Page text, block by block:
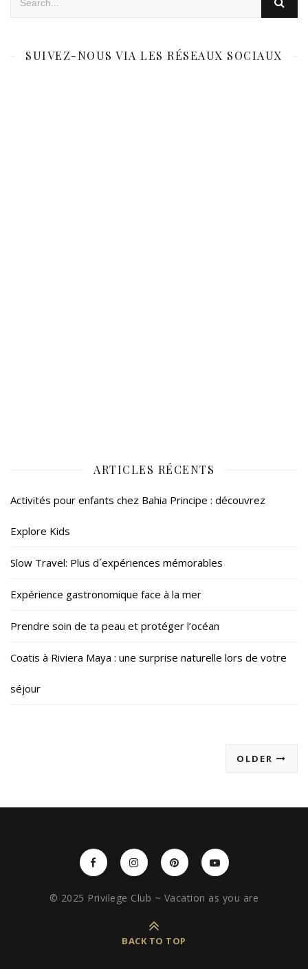
SUIVEZ-NOUS VIA LES RÉSEAUX SOCIAUX
ARTICLES RÉCENTS
Activités pour enfants chez Bahia Principe : découvrez
Explore Kids
Slow Travel: Plus d´expériences mémorables
Expérience gastronomique face à la mer
Prendre soin de ta peau et protéger l’océan
Coatis à Riviera Maya : une surprise naturelle lors de votre
séjour
OLDER
© 2025 Privilege Club ~ Vacation as you are
BACK TO TOP